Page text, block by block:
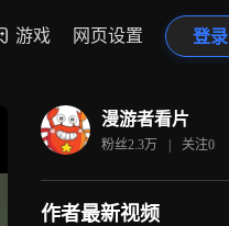
游戏 网页设置 登录
漫游者看片
粉丝2.3万 | 关注0
作者最新视频